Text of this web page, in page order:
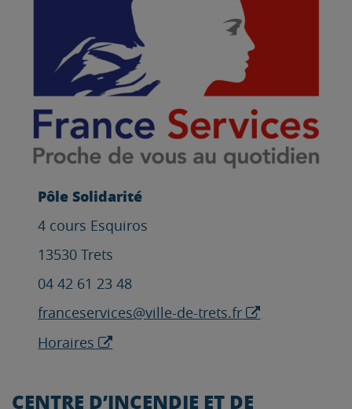
Pôle Solidarité
4 cours Esquiros
13530 Trets
04 42 61 23 48
franceservices@ville-de-trets.fr
Horaires
CENTRE D’INCENDIE ET DE